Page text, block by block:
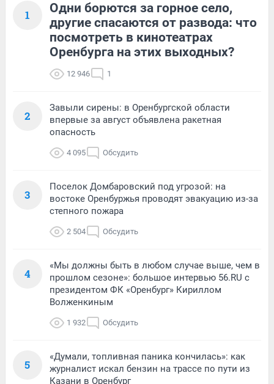
1
Одни борются за горное село,
другие спасаются от развода: что
посмотреть в кинотеатрах
Оренбурга на этих выходных?
12 946 1
2
Завыли сирены: в Оренбургской области
впервые за август объявлена ракетная
опасность
4 095 Обсудить
3
Поселок Домбаровский под угрозой: на
востоке Оренбуржья проводят эвакуацию из-за
степного пожара
2 504 Обсудить
4
«Мы должны быть в любом случае выше, чем в
прошлом сезоне»: большое интервью 56.RU с
президентом ФК «Оренбург» Кириллом
Волженкиным
1 932 Обсудить
5
«Думали, топливная паника кончилась»: как
журналист искал бензин на трассе по пути из
Казани в Оренбург